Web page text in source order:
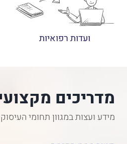
מדריכים
מידע ועצות במגוון תחומי